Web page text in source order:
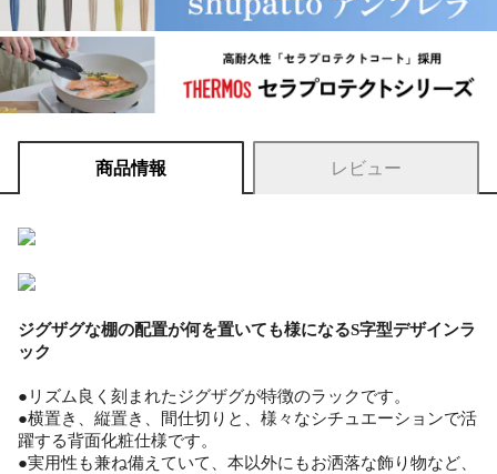
商品情報 レビュー
ジグザグな棚の配置が何を置いても様になるS字型デザインラ
ック
●リズム良く刻まれたジグザグが特徴のラックです。
●横置き、縦置き、間仕切りと、様々なシチュエーションで活
躍する背面化粧仕様です。
●実用性も兼ね備えていて、本以外にもお洒落な飾り物など、